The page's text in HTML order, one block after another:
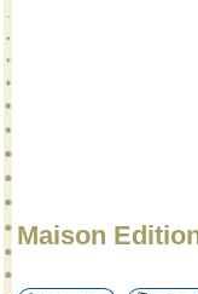
Maison